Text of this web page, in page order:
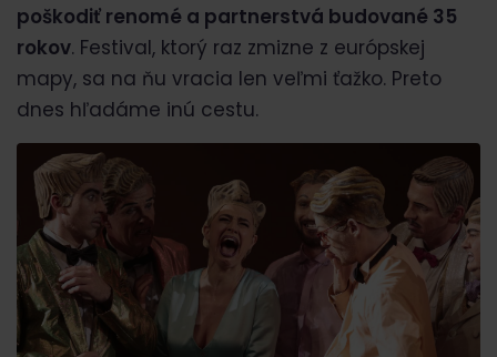
poškodiť renomé a partnerstvá budované 35
rokov. Festival, ktorý raz zmizne z európskej
mapy, sa na ňu vracia len veľmi ťažko. Preto
dnes hľadáme inú cestu.